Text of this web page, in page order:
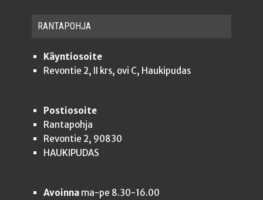
RAN­TA­POH­JA
Käyntiosoite
Revontie 2, II krs, ovi C, Haukipudas
Postiosoite
Rantapohja
Revontie 2, 90830
HAUKIPUDAS
Avoinnama-pe 8.30-16.00